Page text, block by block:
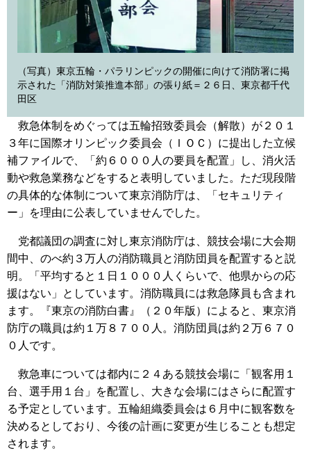
（写真）東京五輪・パラリンピックの開催に向けて消防署に掲
示された「消防対策推進本部」の張り紙＝２６日、東京都千代
田区
救急体制をめぐっては五輪招致委員会（解散）が２０１
３年に国際オリンピック委員会（ＩＯＣ）に提出した立候
補ファイルで、「約６０００人の要員を配置」し、消火活
動や救急業務などをすると表明していました。ただ現段階
の具体的な体制について東京消防庁は、「セキュリティ
ー」を理由に公表していませんでした。
党都議団の調査に対し東京消防庁は、競技会場に大会期
間中、のべ約３万人の消防職員と消防団員を配置すると説
明。「平均すると１日１０００人くらいで、他県からの応
援はない」としています。消防職員には救急隊員も含まれ
ます。『東京の消防白書』（２０年版）によると、東京消
防庁の職員は約１万８７００人。消防団員は約２万６７０
０人です。
救急車については都内に２４ある競技会場に「観客用１
台、選手用１台」を配置し、大きな会場にはさらに配置す
る予定としています。五輪組織委員会は６月中に観客数を
決めるとしており、今後の計画に変更が生じることも想定
されます。